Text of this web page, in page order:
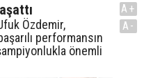
Özdemir,
performansın
önemli
A+
A-